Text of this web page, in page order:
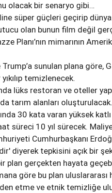
olacak bir senaryo gibi…
süper güçleri geçirip
olan bunun film değil
Planı’nın mimarının
Trump’a sunulan plana göre,
temizlenecek.
lüks restoran ve oteller
tarım alanları oluşturulacak.
30 kata varan yüksek
süreci 10 yıl sürecek.
Cumhurbaşkanı
diyerek tepkisini açık bir
plan gerçekten hayata
göre bu plan uluslararası
etme ve etnik temizliğe